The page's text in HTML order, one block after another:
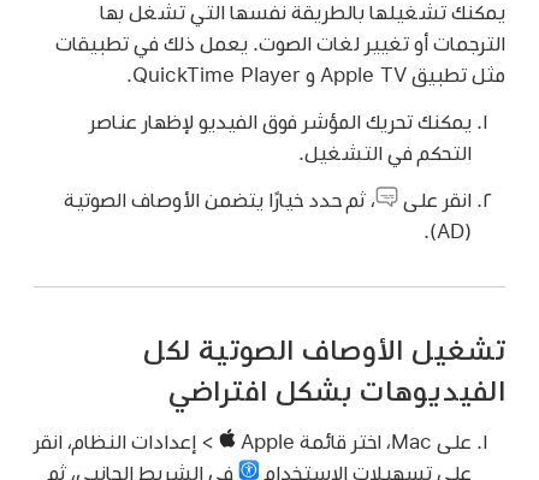
يمكنك تشغيلها بالطريقة نفسها التي تشغل بها
الترجمات أو تغيير لغات الصوت. يعمل ذلك في تطبيقات
مثل تطبيق Apple TV و QuickTime Player.
يمكنك تحريك المؤشر فوق الفيديو لإظهار عناصر
التحكم في التشغيل.
انقر على ، ثم حدد خيارًا يتضمن الأوصاف الصوتية
(AD).
تشغيل الأوصاف الصوتية لكل
الفيديوهات بشكل افتراضي
على Mac، اختر قائمة Apple
> إعدادات النظام، انقر
على تسهيلات الاستخدام
في الشريط الجانبي، ثم